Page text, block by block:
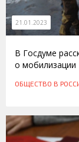
21.01.2023
В Госдуме
о мобилизации
ОБЩЕСТВО В